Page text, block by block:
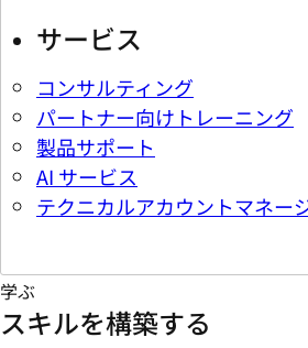
サービス
コンサルティング
パートナー向けトレーニング
製品サポート
AI サービス
テクニカルアカウントマネー
学ぶ
スキルを構築する